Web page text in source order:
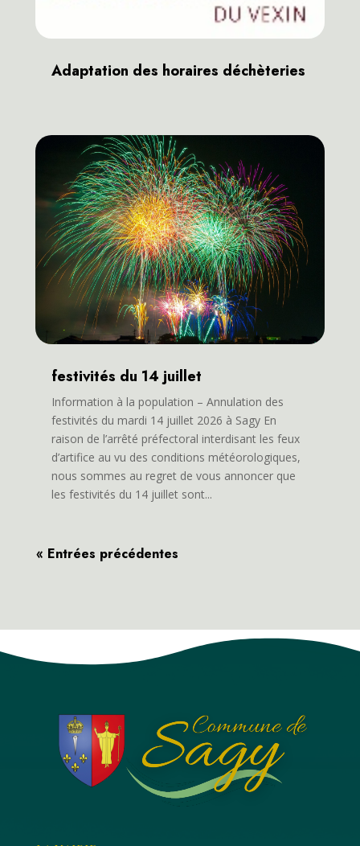
Adaptation des horaires déchèteries
festivités du 14 juillet
Information à la population – Annulation des
festivités du mardi 14 juillet 2026 à Sagy En
raison de l’arrêté préfectoral interdisant les feux
d’artifice au vu des conditions météorologiques,
nous sommes au regret de vous annoncer que
les festivités du 14 juillet sont...
« Entrées précédentes